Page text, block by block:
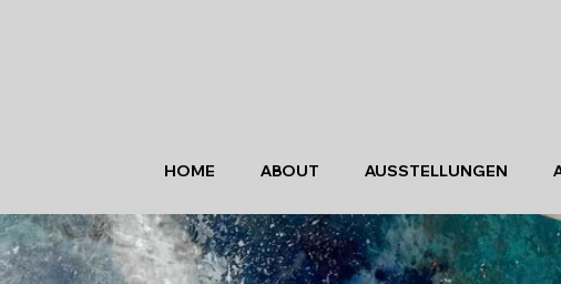
HOME ABOUT AUSSTELLUNGEN